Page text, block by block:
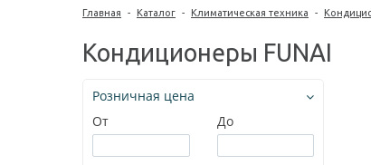
Главная - Каталог - Климатическая техника -
Кондиционеры FUNAI
Розничная цена
От
До